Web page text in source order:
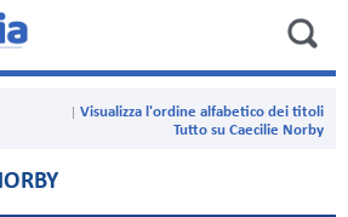
Visualizza l'ordine alfabetico dei titoli
Tutto su Caecilie Norby